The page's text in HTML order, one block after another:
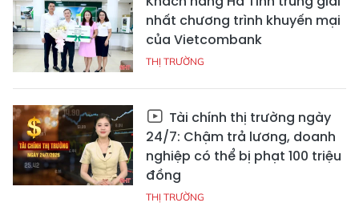
nhất chương trình khuyến mại
của Vietcombank
THỊ TRƯỜNG
Tài chính thị trường ngày
24/7: Chậm trả lương, doanh
nghiệp có thể bị phạt 100 triệu
đồng
THỊ TRƯỜNG